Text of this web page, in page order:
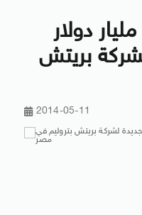
مجلس الوزراء: 1.5 مليار دولار
بريتش
2014-05-11